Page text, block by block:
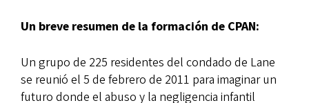
Un breve resumen de la formación de CPAN:
Un grupo de 225 residentes del condado de Lane
se reunió el 5 de febrero de 2011 para imaginar un
futuro donde el abuso y la negligencia infantil